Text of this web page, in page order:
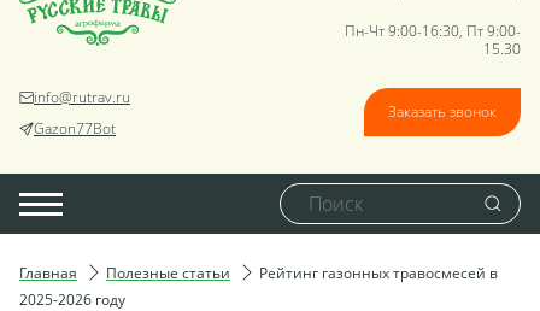
info@rutrav.ru
Gazon77Bot
Пн-Чт 9:00-16:30, Пт 9:00-
15.30
Заказать звонок
Главная Полезные статьи
Рейтинг газонных травосмесей в
2025-2026 году